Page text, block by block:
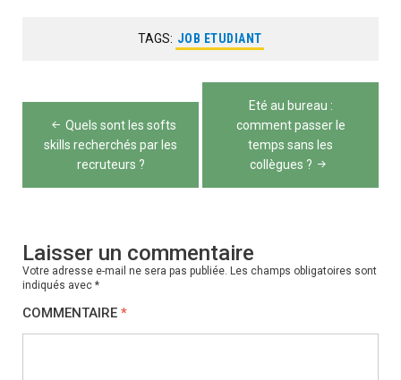
TAGS: JOB ETUDIANT
Navigation
de
l’article
Quels sont les softs
skills recherchés par les
recruteurs ?
Eté au bureau :
comment passer le
temps sans les
collègues ?
Laisser un commentaire
Votre adresse e-mail ne sera pas publiée. Les champs obligatoires sont
indiqués avec *
COMMENTAIRE *